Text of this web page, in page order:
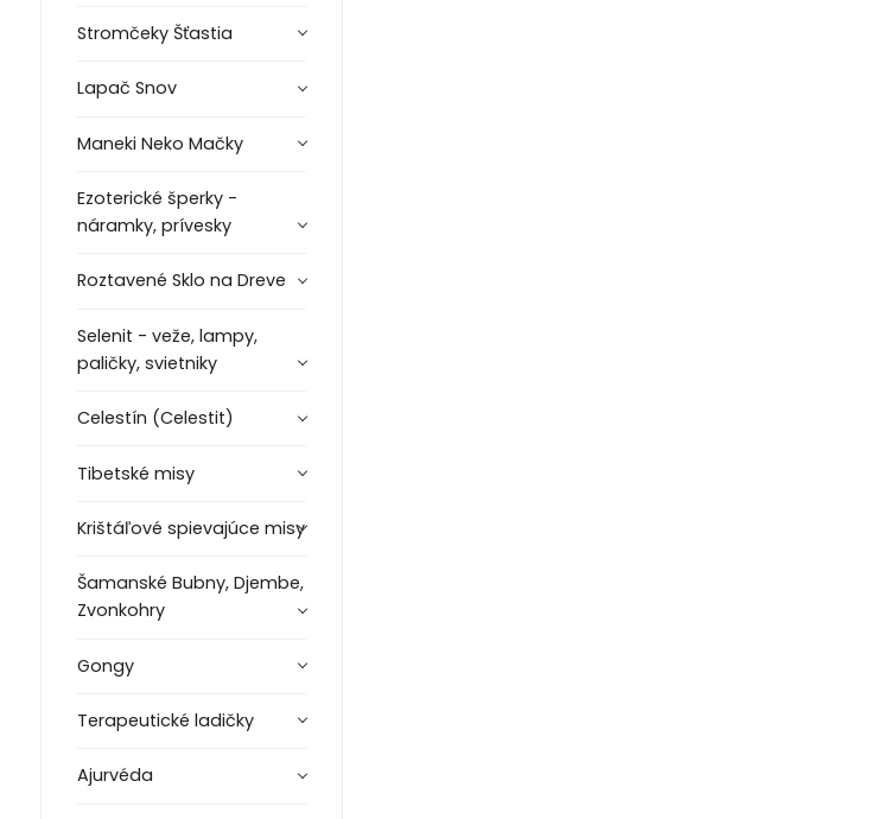
Stromčeky Šťastia
Lapač Snov
Maneki Neko Mačky
Ezoterické šperky -
náramky, prívesky
Roztavené Sklo na Dreve
Selenit - veže, lampy,
paličky, svietniky
Celestín (Celestit)
Tibetské misy
Krištáľové spievajúce misy
Šamanské Bubny, Djembe,
Zvonkohry
Gongy
Terapeutické ladičky
Ajurvéda